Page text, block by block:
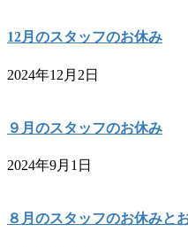
12月のスタッフのお休み
2024年12月2日
９月のスタッフのお休み
2024年9月1日
８月のスタッフのお休みと